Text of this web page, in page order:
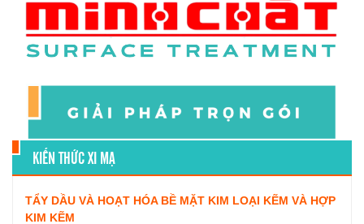
KIẾN THỨC XI MẠ
TẨY DẦU VÀ HOẠT HÓA BỀ MẶT KIM LOẠI KẼM VÀ HỢP
KIM KẼM